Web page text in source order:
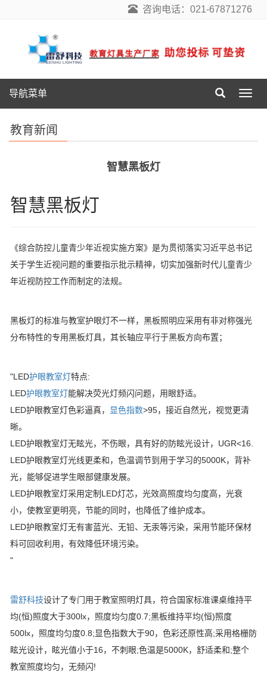
咨询电话：021-67871276
导
航
导航菜单
教育新闻
智慧黑板灯
智慧黑板灯
《综合防控儿童青少年近视实施方案》是为贯彻落实习近平总书记
关于学生近视问题的重要指示批示精神，切实加强新时代儿童青少
年近视防控工作而制定的法规。
黑板灯的标准与教室护眼灯不一样，黑板照明应采用有非对称强光
分布特性的专用黑板灯具，其长轴应平行于黑板方向布置；
"LED护眼教室灯特点:
LED护眼教室灯能解决荧光灯频闪问题，用眼舒适。
LED护眼教室灯色彩逼真，
显色指数>95，接近自然光，视觉更清
晰。
LED护眼教室灯无眩光，不伤眼，具有好的防眩光设计，UGR<16.
LED护眼教室灯光线更柔和，色温调节到用于学习的5000K，背补
光，能够促进学生眼部健康发展。
LED护眼教室灯采用定制LED灯芯，光效高照度均匀度高，光衰
小，使教室更明亮，节能的同时，也降低了维护成本。
LED护眼教室灯无有害蓝光、无铅、无汞等污染，采用节能环保材
料可回收利用，有效降低环境污染。
"
雷舒科技设计了专门用于教室照明灯具，符合国家标准课桌维持平
均(恒)照度大于300lx，照度均匀度0.7;黑板维持平均(恒)照度
500lx，照度均匀度0.8;显色指数大于90，色彩还原性高;采用格栅防
眩光设计，眩光值小于16，不刺眼;色温是5000K，舒适柔和;整个
教室照度均匀，无频闪!